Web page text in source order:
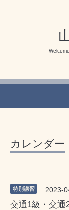
カレンダー
特別講習 2023-
交通1級・交通